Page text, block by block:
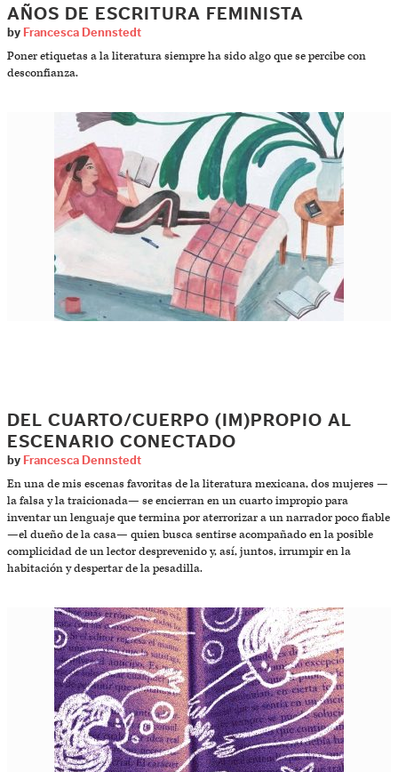
AÑOS DE ESCRITURA FEMINISTA
by Francesca Dennstedt
Poner etiquetas a la literatura siempre ha sido algo que se percibe con
desconfianza.
DEL CUARTO/CUERPO (IM)PROPIO AL
ESCENARIO CONECTADO
by Francesca Dennstedt
En una de mis escenas favoritas de la literatura mexicana, dos mujeres —
la falsa y la traicionada— se encierran en un cuarto impropio para
inventar un lenguaje que termina por aterrorizar a un narrador poco fiable
—el dueño de la casa— quien busca sentirse acompañado en la posible
complicidad de un lector desprevenido y, así, juntos, irrumpir en la
habitación y despertar de la pesadilla.